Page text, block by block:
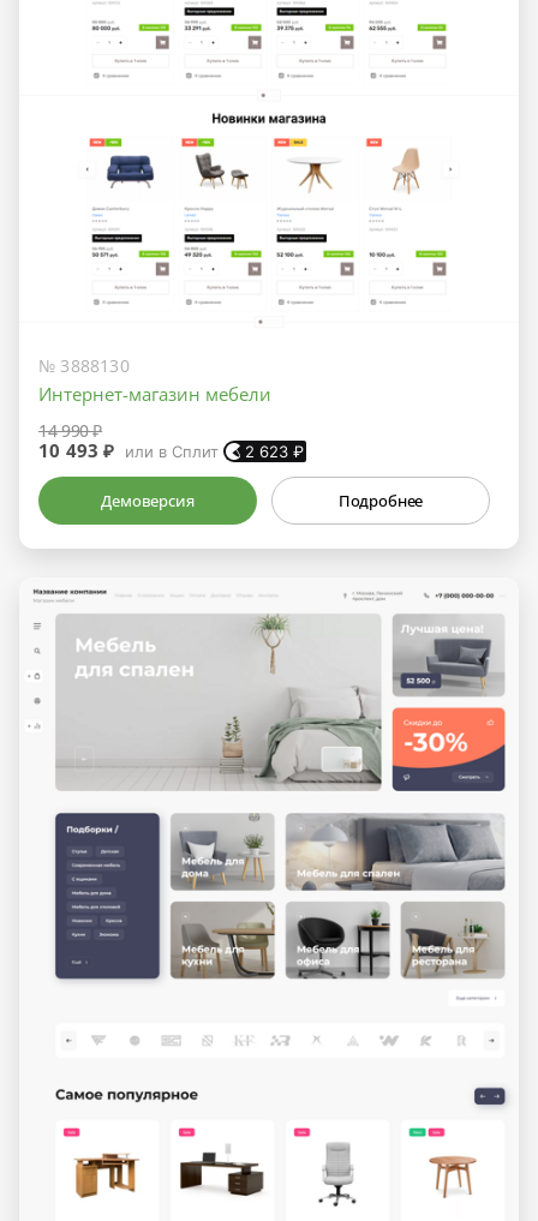
№ 3888130
Интернет-магазин мебели
14 990 ₽
10 493 ₽ или в Сплит 2 623₽
Демоверсия Подробнее